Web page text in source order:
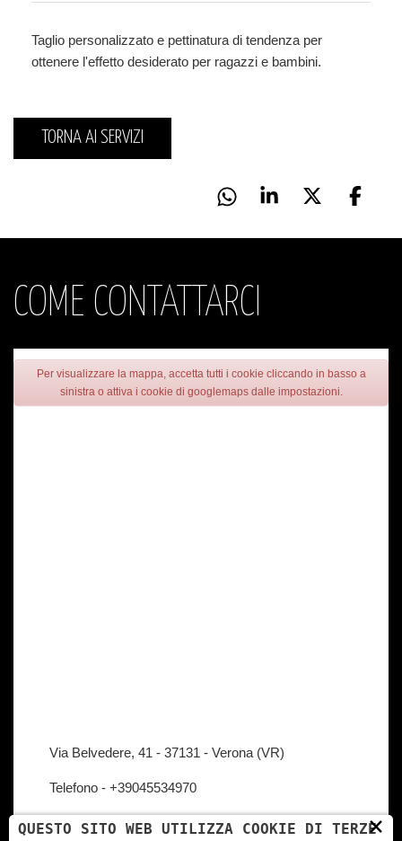
Taglio personalizzato e pettinatura di tendenza per
ottenere l'effetto desiderato per ragazzi e bambini.
TORNA AI SERVIZI
COME CONTATTARCI
Per visualizzare la mappa, accetta tutti i cookie cliccando in basso a
sinistra o attiva i cookie di googlemaps dalle impostazioni.
Via Belvedere, 41 - 37131 - Verona (VR)
Telefono - +39045534970
Email -info@stylistad.it ×
QUESTO SITO WEB UTILIZZA COOKIE DI TERZE